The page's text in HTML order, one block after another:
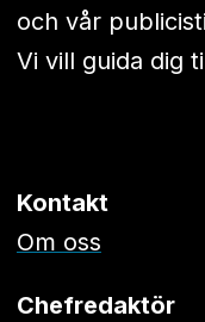
och vår
Vi vill guida dig
Kontakt
Om oss
Chefredaktör